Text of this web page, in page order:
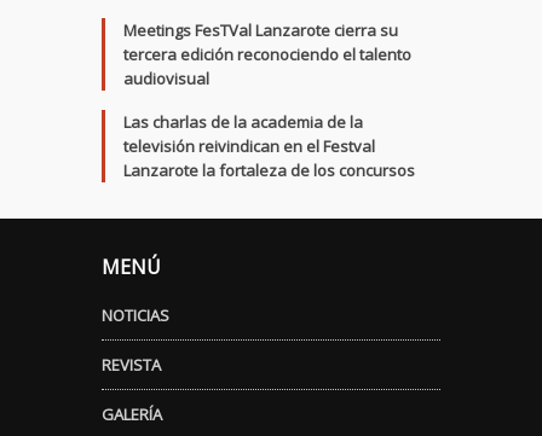
Meetings FesTVal Lanzarote cierra su
tercera edición reconociendo el talento
audiovisual
Las charlas de la academia de la
televisión reivindican en el Festval
Lanzarote la fortaleza de los concursos
MENÚ
NOTICIAS
REVISTA
GALERÍA